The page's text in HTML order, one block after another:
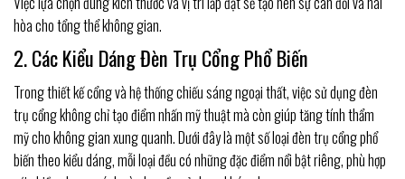
hòa cho tổng thể không gian.
2. Các Kiểu Dáng Đèn Trụ Cổng Phổ Biến
Trong thiết kế cổng và hệ thống chiếu sáng ngoại thất, việc sử dụng đèn
trụ cổng không chỉ tạo điểm nhấn mỹ thuật mà còn giúp tăng tính thẩm
mỹ cho không gian xung quanh. Dưới đây là một số loại đèn trụ cổng phổ
biến theo kiểu dáng, mỗi loại đều có những đặc điểm nổi bật riêng, phù hợp